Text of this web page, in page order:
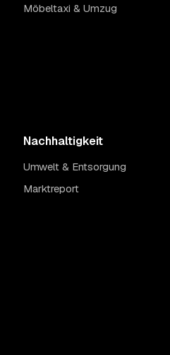
Möbeltaxi & Umzug
Nachhaltigkeit
Umwelt & Entsorgung
Marktreport